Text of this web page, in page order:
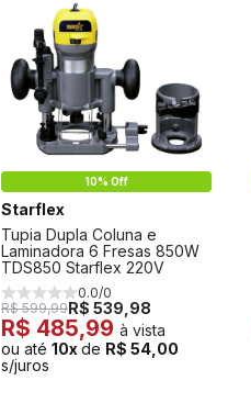
10% Off
Starflex
Tupia Dupla Coluna e
Laminadora 6 Fresas 850W
TDS850 Starflex 220V
0.0/0
R$ 599,99R$ 539,98
R$ 485,99 à vista
ou até 10x de R$ 54,00
s/juros